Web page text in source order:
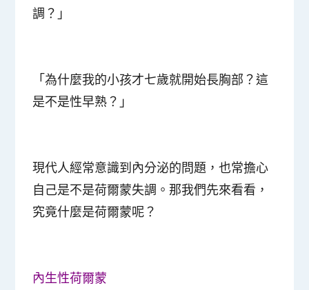
調？」
「為什麼我的小孩才七歲就開始長胸部？這
是不是性早熟？」
現代人經常意識到內分泌的問題，也常擔心
自己是不是荷爾蒙失調。那我們先來看看，
究竟什麼是荷爾蒙呢？
內生性荷爾蒙